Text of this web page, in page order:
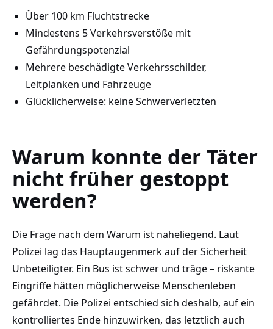
Über 100 km Fluchtstrecke
Mindestens 5 Verkehrsverstöße mit
Gefährdungspotenzial
Mehrere beschädigte Verkehrsschilder,
Leitplanken und Fahrzeuge
Glücklicherweise: keine Schwerverletzten
Warum konnte der Täter
nicht früher gestoppt
werden?
Die Frage nach dem Warum ist naheliegend. Laut
Polizei lag das Hauptaugenmerk auf der Sicherheit
Unbeteiligter. Ein Bus ist schwer und träge – riskante
Eingriffe hätten möglicherweise Menschenleben
gefährdet. Die Polizei entschied sich deshalb, auf ein
kontrolliertes Ende hinzuwirken, das letztlich auch